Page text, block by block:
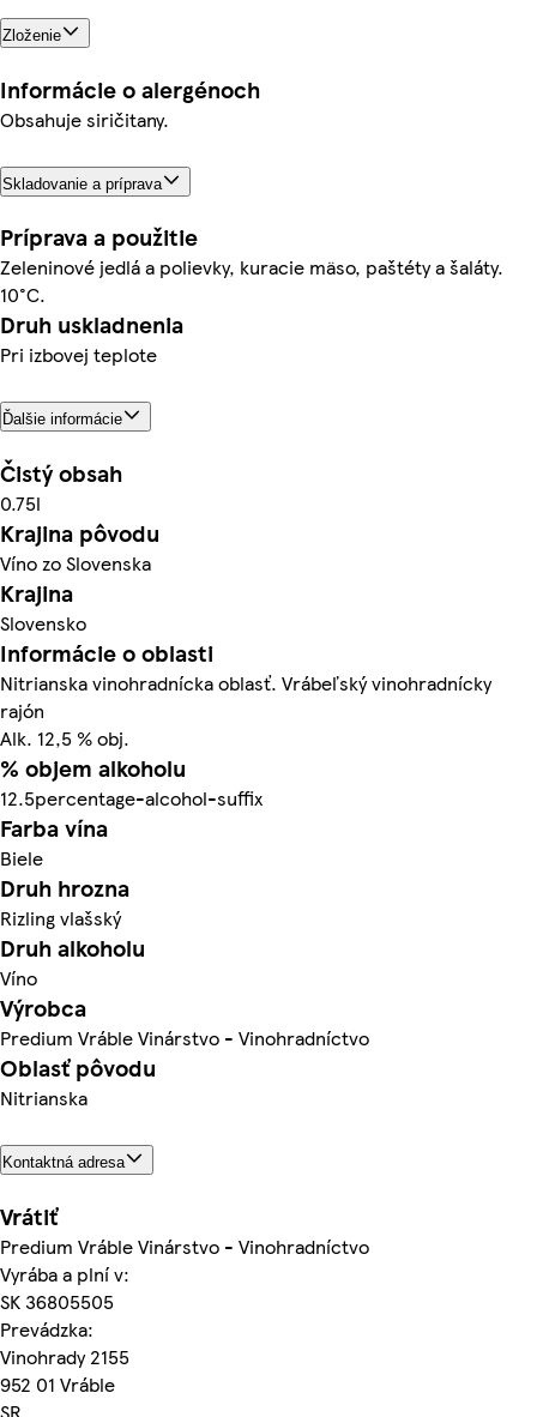
Zloženie
Informácie o alergénoch
Obsahuje siričitany.
Skladovanie a príprava
Príprava a použitie
Zeleninové jedlá a polievky, kuracie mäso, paštéty a šaláty.
10°C.
Druh uskladnenia
Pri izbovej teplote
Ďalšie informácie
Čistý obsah
0.75l
Krajina pôvodu
Víno zo Slovenska
Krajina
Slovensko
Informácie o oblasti
Nitrianska vinohradnícka oblasť. Vrábeľský vinohradnícky
rajón
Alk. 12,5 % obj.
% objem alkoholu
12.5percentage-alcohol-suffix
Farba vína
Biele
Druh hrozna
Rizling vlašský
Druh alkoholu
Víno
Výrobca
Predium Vráble Vinárstvo - Vinohradníctvo
Oblasť pôvodu
Nitrianska
Kontaktná adresa
Vrátiť
Predium Vráble Vinárstvo - Vinohradníctvo
Vyrába a plní v:
SK 36805505
Prevádzka:
Vinohrady 2155
952 01 Vráble